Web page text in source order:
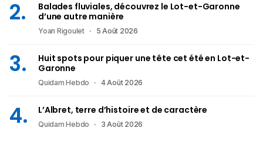
Balades fluviales, découvrez le Lot-et-Garonne
d’une autre manière
Yoan Rigoulet 5 Août 2026
Huit spots pour piquer une tête cet été en Lot-et-
Garonne
Quidam Hebdo 4 Août 2026
L’Albret, terre d’histoire et de caractère
Quidam Hebdo 3 Août 2026